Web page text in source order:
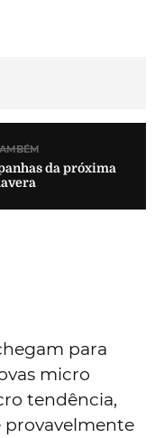
da próxima
para
micro
tendência,